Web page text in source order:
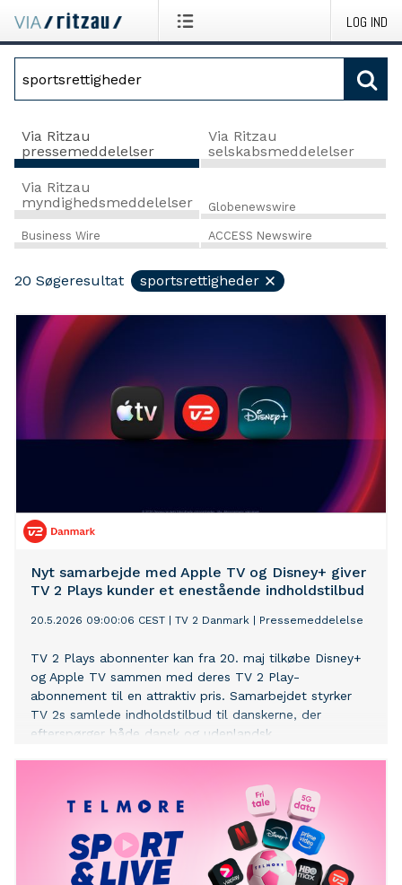
LOG IND
Via Ritzau
pressemeddelelser
Via Ritzau
selskabsmeddelelser
Via Ritzau
myndighedsmeddelelser
Globenewswire
Business Wire ACCESS Newswire
20 Søgeresultat sportsrettigheder
Nyt samarbejde med Apple TV og Disney+ giver
TV 2 Plays kunder et enestående indholdstilbud
20.5.2026 09:00:06 CEST TV 2 Danmark Pressemeddelelse
TV 2 Plays abonnenter kan fra 20. maj tilkøbe Disney+
og Apple TV sammen med deres TV 2 Play-
abonnement til en attraktiv pris. Samarbejdet styrker
TV 2s samlede indholdstilbud til danskerne, der
efterspørger både dansk og udenlandsk